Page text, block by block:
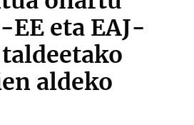
EE eta EAJ-
aldeko